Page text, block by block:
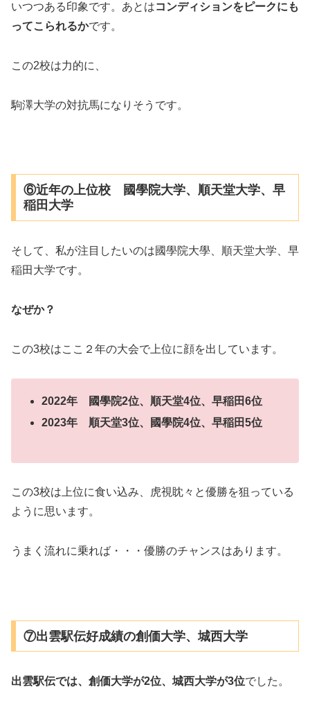
いつつある印象です。あとはコンディションをピークにも
ってこられるかです。
この2校は力的に、
駒澤大学の対抗馬になりそうです。
⑥近年の上位校 國學院大学、順天堂大学、早
稲田大学
そして、私が注目したいのは國學院大學、順天堂大学、早
稲田大学です。
なぜか？
この3校はここ２年の大会で上位に顔を出しています。
2022年 國學院2位、順天堂4位、早稲田6位
2023年 順天堂3位、國學院4位、早稲田5位
この3校は上位に食い込み、虎視眈々と優勝を狙っている
ように思います。
うまく流れに乗れば・・・優勝のチャンスはあります。
⑦出雲駅伝好成績の創価大学、城西大学
出雲駅伝では、創価大学が2位、城西大学が3位でした。